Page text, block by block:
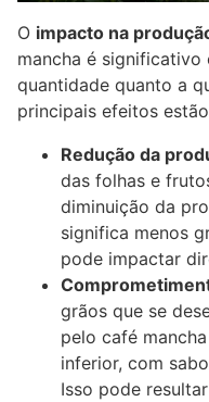
O impacto na
mancha é
quantidade quanto a
principais efeitos
Redução da
das folhas e
diminuição da
significa menos
pode impactar
grãos que se
pelo café
inferior, com
Isso pode